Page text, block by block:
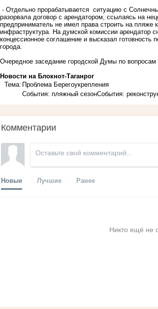
- Отдельно прорабатывается ситуацию с
разорвала договор с арендатором, ссылаясь на
предприниматель не имел права строить на пляже
инфраструктура. На думской комиссии арендатор
концессионное соглашение и высказал
города.
Очередное заседание городской Думы по
Новости на Блoкнoт-Таганрог
Тема: Проблема Берегоукрепления
События: пляжный сезонСобытия:
Комментарии
Новые Лучшие Ранее
Никто ещё не